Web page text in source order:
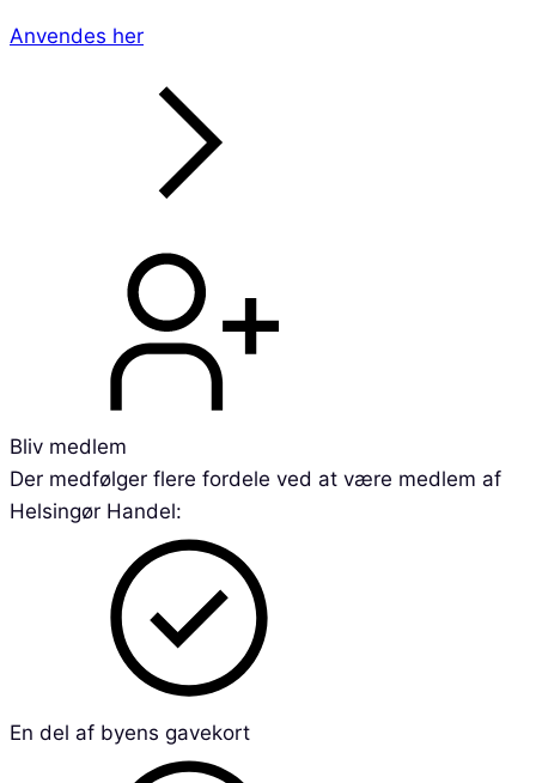
Anvendes her
Bliv medlem
Der medfølger flere fordele ved at være medlem af
Helsingør Handel:
En del af byens gavekort